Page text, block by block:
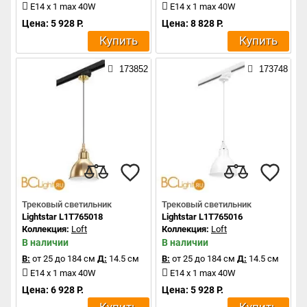
E14 x 1 max 40W
Цена: 5 928 Р.
Купить
E14 x 1 max 40W
Цена: 8 828 Р.
Купить
173852
Трековый светильник
Lightstar L1T765018
Коллекция: Loft
В наличии
В: от 25 до 184 см Д: 14.5 см
E14 x 1 max 40W
Цена: 6 928 Р.
173748
Трековый светильник
Lightstar L1T765016
Коллекция: Loft
В наличии
В: от 25 до 184 см Д: 14.5 см
E14 x 1 max 40W
Цена: 5 928 Р.